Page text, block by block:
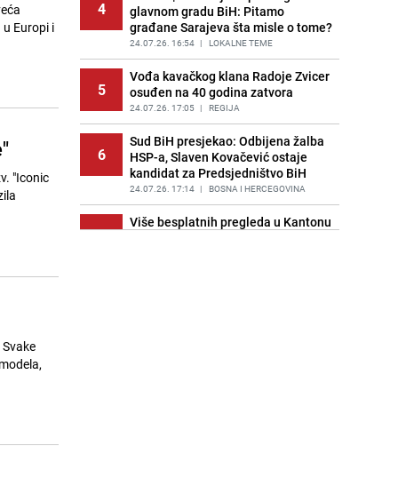
Europi i
"Iconic
PRIJE 2 DANA | BOSNA I HERCEGOVINA
15
Borba trajala satima: Pogledajte
'grdosiju' od skoro tri metra koju su
braća izvukla iz mora
PRIJE 2 DANA | SVIJET
4
glavnom gradu BiH: Pitamo
građane Sarajeva šta misle o tome?
24.07.26. 16:54 | LOKALNE TEME
5
Vođa kavačkog klana Radoje Zvicer
osuđen na 40 godina zatvora
24.07.26. 17:05 | REGIJA
6
Sud BiH presjekao: Odbijena žalba
HSP-a, Slaven Kovačević ostaje
kandidat za Predsjedništvo BiH
24.07.26. 17:14 | BOSNA I HERCEGOVINA
7
Više besplatnih pregleda u Kantonu